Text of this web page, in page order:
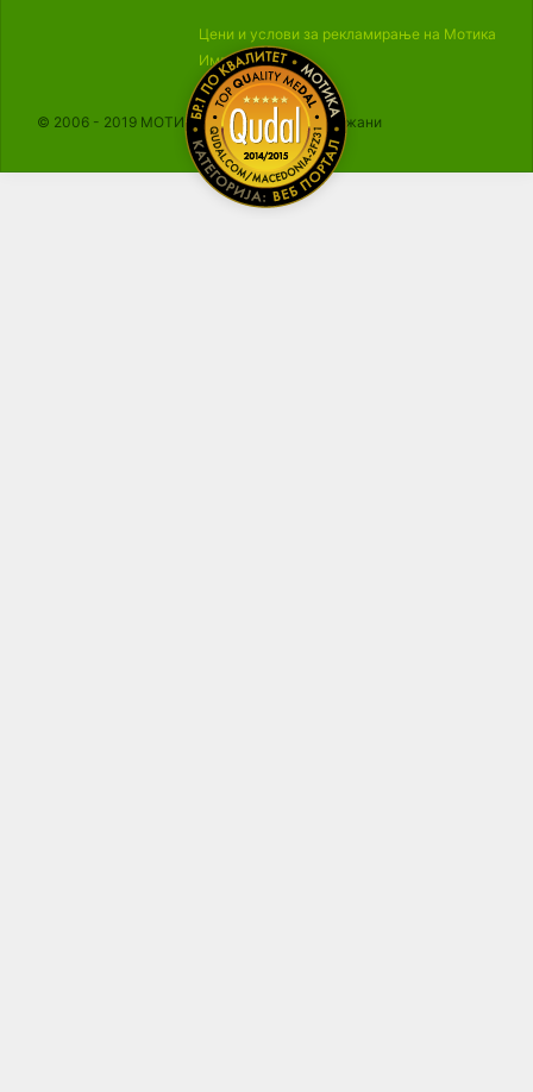
Цени и услови за рекламирање на Мотика
Импресум
© 2006 - 2019 МОТИКА, Сите права се задржани